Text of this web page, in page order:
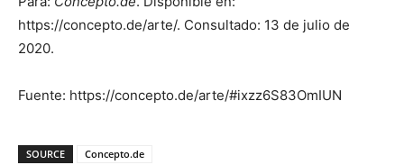
https://concepto.de/arte/. Consultado: 13 de julio de
2020.
Fuente: https://concepto.de/arte/#ixzz6S83OmIUN
SOURCE Concepto.de